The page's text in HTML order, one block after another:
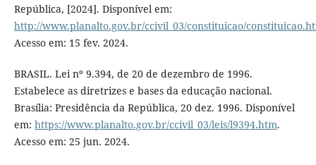
República, [2024]. Disponível em:
http://www.planalto.gov.br/ccivil_03/constituicao/
Acesso em: 15 fev. 2024.
BRASIL. Lei nº 9.394, de 20 de dezembro de 1996.
Estabelece as diretrizes e bases da educação nacional.
Brasília: Presidência da República, 20 dez. 1996. Disponível
em: https://www.planalto.gov.br/ccivil_03/leis/l9394.htm.
Acesso em: 25 jun. 2024.